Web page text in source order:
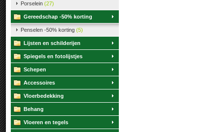
Porselein (27)
Gereedschap -50% korting
Penselen -50% korting (5)
Lijsten en schilderijen
Spiegels en fotolijstjes
Schepen
Accessoires
Vloerbedekking
Behang
Vloeren en tegels